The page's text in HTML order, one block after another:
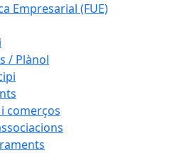
Empresarial (FUE)
/ Plànol
comerços